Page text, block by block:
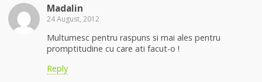
Madalin
24 August, 2012
Multumesc pentru raspuns si mai ales pentru
promptitudine cu care ati facut-o !
Reply